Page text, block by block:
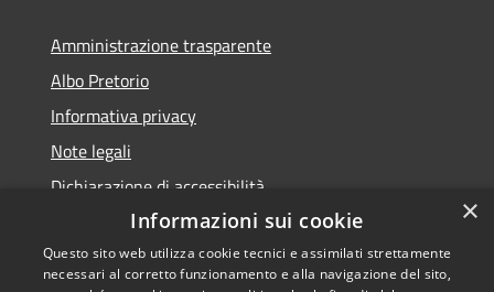
Amministrazione trasparente
Albo Pretorio
Informativa privacy
Note legali
Dichiarazione di accessibilità
×
Informazioni sui cookie
Questo sito web utilizza cookie tecnici e assimilati strettamente
necessari al corretto funzionamento e alla navigazione del sito,